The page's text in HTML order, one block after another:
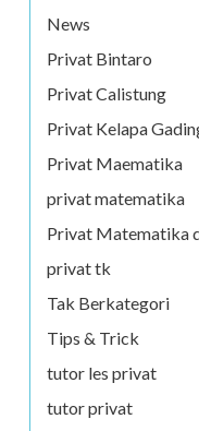
News
Privat Bintaro
Privat Calistung
Privat Kelapa
Privat Maematika
privat matematika
Privat Matematika
privat tk
Tak Berkategori
Tips & Trick
tutor les privat
tutor privat